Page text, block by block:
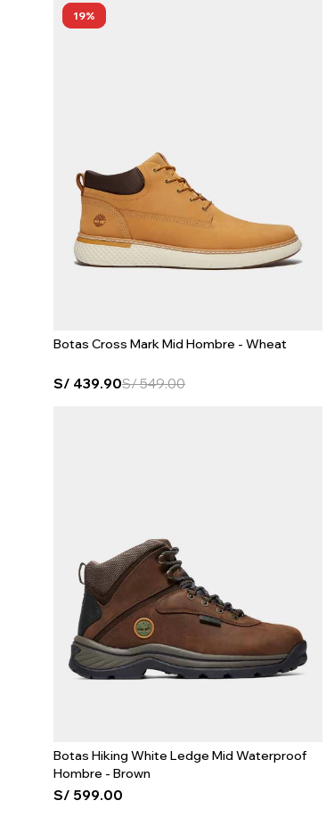
19
Botas Cross Mark Mid Hombre - Wheat
S/ 439.90S/549.00
Botas Hiking White Ledge Mid Waterproof
Hombre - Brown
S/ 599.00